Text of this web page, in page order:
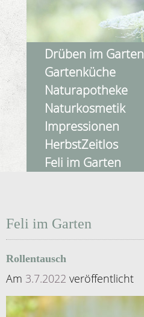
Drüben im Garten
Gartenküche
Naturapotheke
Naturkosmetik
Impressionen
HerbstZeitlos
Feli im Garten
Feli im Garten
Rollentausch
Am 3.7.2022 veröffentlicht